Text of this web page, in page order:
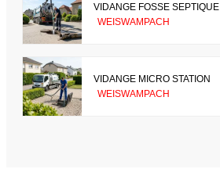
VIDANGE FOSSE SEPTIQUE
WEISWAMPACH
VIDANGE MICRO STATION
WEISWAMPACH